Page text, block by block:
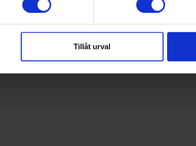
Tillåt urval